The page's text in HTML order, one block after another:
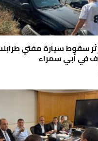
إثر سقوط سيارة مفتي
في أبي سمراء